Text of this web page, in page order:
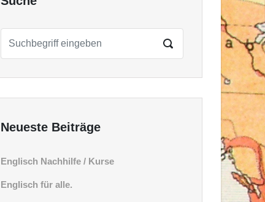
Neueste Beiträge
Englisch Nachhilfe / Kurse
Englisch für alle.